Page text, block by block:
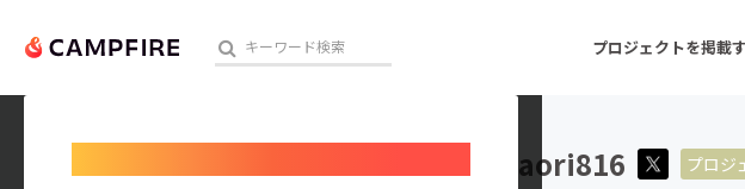
プロジェクトを掲載
dahabkaori816
プロジ